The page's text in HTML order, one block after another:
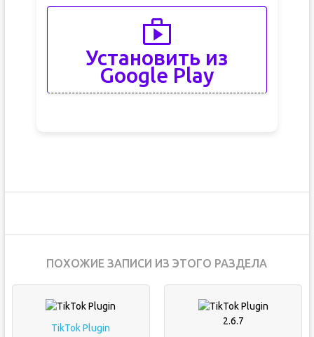
Установить из
Google Play
ПОХОЖИЕ ЗАПИСИ ИЗ ЭТОГО РАЗДЕЛА
TikTok Plugin